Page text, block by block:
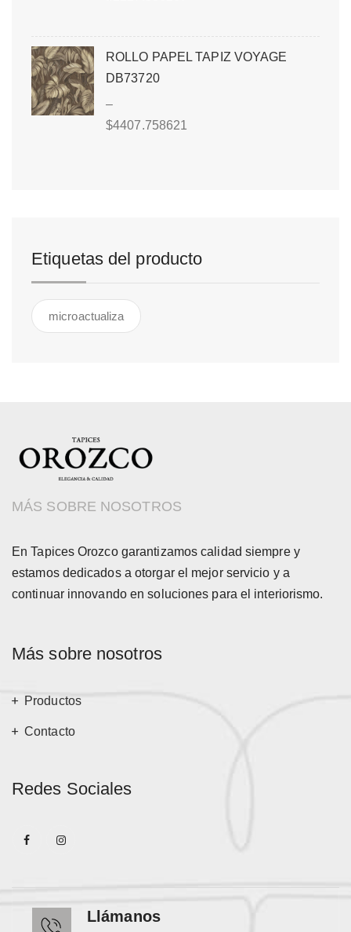
ROLLO PAPEL TAPIZ VOYAGE
DB73720
–
$4407.758621
Etiquetas del producto
microactualiza
MÁS SOBRE NOSOTROS
En Tapices Orozco garantizamos calidad siempre y
estamos dedicados a otorgar el mejor servicio y a
continuar innovando en soluciones para el interiorismo.
Más sobre nosotros
Productos
Contacto
Redes Sociales
Llámanos